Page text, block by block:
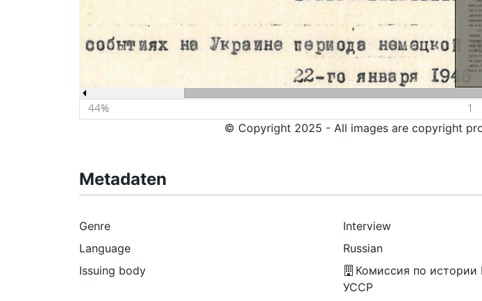
© Copyright 2025 - All images are copyright
Metadaten
Genre
Interview
Language
Russian
Issuing body
Комиссия по истории
УССР